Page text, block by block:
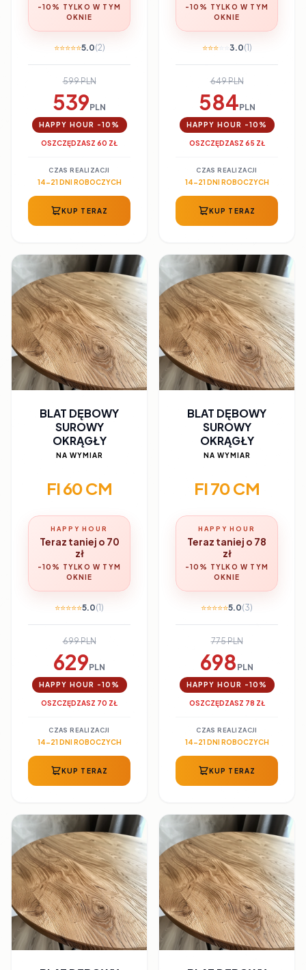
-10% TYLKO W TYM
OKNIE
⭐⭐⭐⭐⭐5.0(2)
599 PLN
539PLN
HAPPY HOUR -10%
OSZCZĘDZASZ 60 ZŁ
CZAS REALIZACJI
14-21 DNI ROBOCZYCH
KUP TERAZ
-10% TYLKO W TYM
OKNIE
⭐⭐⭐⭐ ⭐3.0(1)
649 PLN
584PLN
HAPPY HOUR -10%
OSZCZĘDZASZ 65 ZŁ
CZAS REALIZACJI
14-21 DNI ROBOCZYCH
KUP TERAZ
BLAT DĘBOWY
SUROWY
OKRĄGŁY
NA WYMIAR
FI 60 CM
HAPPY HOUR
Teraz taniej o 70
zł
-10% TYLKO W TYM
OKNIE
⭐⭐⭐⭐⭐5.0(1)
699 PLN
629PLN
HAPPY HOUR -10%
OSZCZĘDZASZ 70 ZŁ
CZAS REALIZACJI
14-21 DNI ROBOCZYCH
KUP TERAZ
BLAT DĘBOWY
SUROWY
OKRĄGŁY
NA WYMIAR
FI 70 CM
HAPPY HOUR
Teraz taniej o 78
zł
-10% TYLKO W TYM
OKNIE
⭐⭐⭐⭐⭐5.0(3)
775 PLN
698 PLN
HAPPY HOUR -10%
OSZCZĘDZASZ 78 ZŁ
CZAS REALIZACJI
14-21 DNI ROBOCZYCH
KUP TERAZ